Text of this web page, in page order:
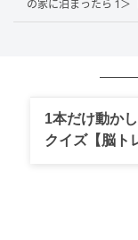
の家に泊まったら 1＞
1本だけ動か
クイズ【脳ト